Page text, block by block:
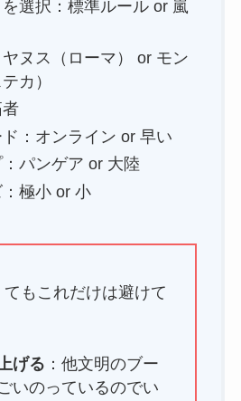
選択：標準ルール or 嵐
ヌス（ローマ） or モン
カ）
：オンライン or 早い
パンゲア or 大陸
極小 or 小
もこれだけは避けて
げる ：他文明のブー
いのっているのでい